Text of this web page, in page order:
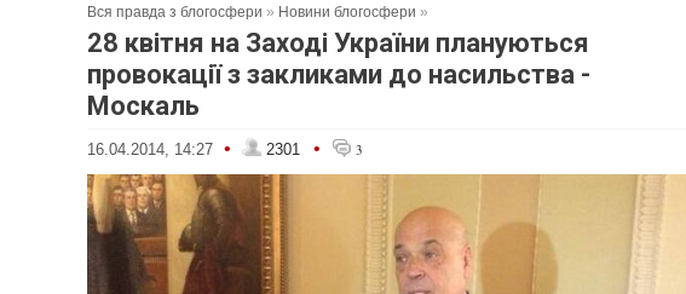
Вся правда з блогосфери » Новини блогосфери »
28 квітня на Заході України плануються
провокації з закликами до насильства -
Москаль
16.04.2014, 14:27 • 2301 • 3